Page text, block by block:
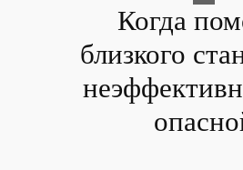
Когда
близкого